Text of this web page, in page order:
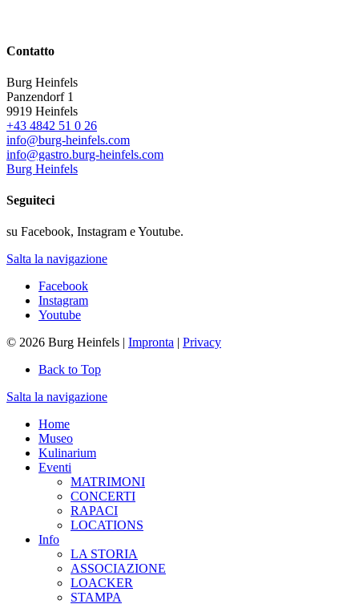
Contatto
Burg Heinfels
Panzendorf 1
9919 Heinfels
+43 4842 51 0 26
info@burg-heinfels.com
info@gastro.burg-heinfels.com
Burg Heinfels
Seguiteci
su Facebook, Instagram e Youtube.
Salta la navigazione
Facebook
Instagram
Youtube
© 2026 Burg Heinfels | Impronta
Privacy
Back to Top
Salta la navigazione
Home
Museo
Kulinarium
Eventi
MATRIMONI
CONCERTI
RAPACI
LOCATIONS
Info
LA STORIA
ASSOCIAZIONE
LOACKER
STAMPA